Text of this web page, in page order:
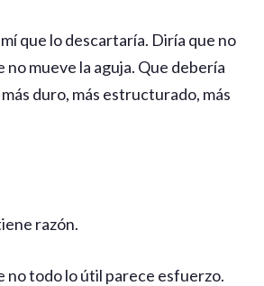
que lo descartaría. Diría que no
mueve la aguja. Que debería
duro, más estructurado, más
razón.
no todo lo útil parece esfuerzo.